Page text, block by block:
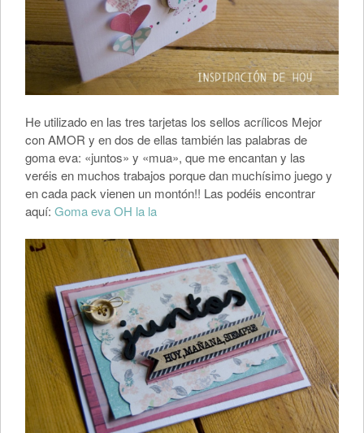
He utilizado en las tres tarjetas los sellos acrílicos Mejor
con AMOR y en dos de ellas también las palabras de
goma eva: «juntos» y «mua», que me encantan y las
veréis en muchos trabajos porque dan muchísimo juego y
en cada pack vienen un montón!! Las podéis encontrar
aquí: Goma eva OH la la